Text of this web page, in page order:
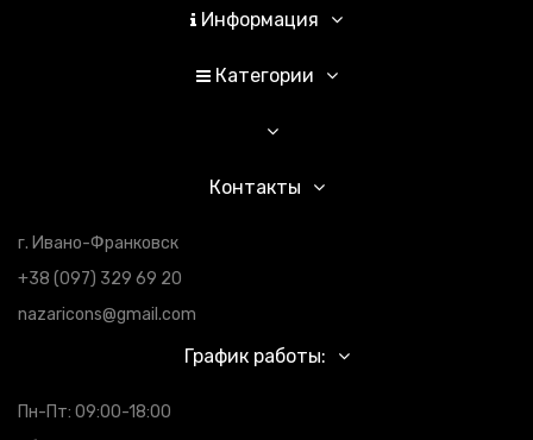
Информация
Категории
Контакты
г. Ивано-Франковск
+38 (097) 329 69 20
nazaricons@gmail.com
График работы:
Пн-Пт: 09:00-18:00